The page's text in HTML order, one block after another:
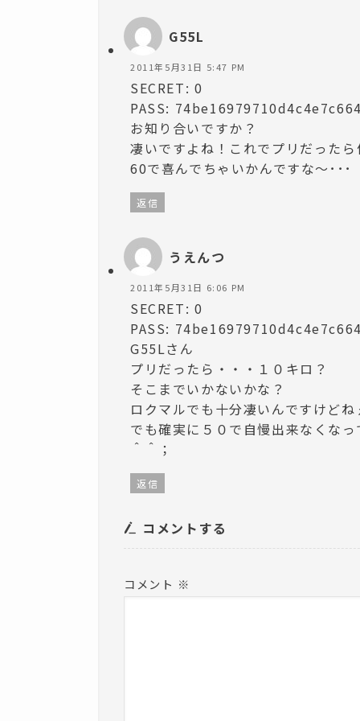
G55L
2011年5月31日 5:47 PM
SECRET: 0
PASS:
お知り合いですか？
凄いですよね！これでプリだった
60で喜んでちゃいかんですな～･
返信
うえんつ
2011年5月31日 6:06 PM
SECRET: 0
PASS:
G55Lさん
プリだったら・・・１０キロ？
そこまでいかないかな？
ロクマルでも十分凄いんですけどね
でも確実に５０で自慢出来なくな
＾＾；
返信
コメントする
コメント ※